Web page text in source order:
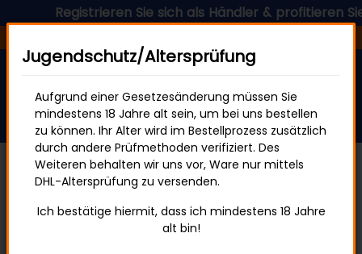
Registrieren Sie sich als Händler & profitieren Sie
Flerbar Pod
Jugendschutz/Altersprüfung
Aufgrund einer Gesetzesänderung müssen Sie
mindestens 18 Jahre alt sein, um bei uns bestellen
zu können. Ihr Alter wird im Bestellprozess zusätzlich
durch andere Prüfmethoden verifiziert. Des
Weiteren behalten wir uns vor, Ware nur mittels
DHL-Altersprüfung zu versenden.
Ich bestätige hiermit, dass ich mindestens 18 Jahre
alt bin!